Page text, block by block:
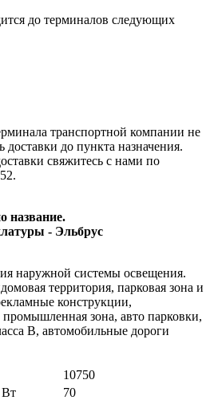
до терминалов следующих
транспортной компании не
доставки до пункта назначения.
свяжитесь с нами по
название.
- Эльбрус
наружной системы освещения.
территория, парковая зона и
конструкции,
промышленная зона, авто парковки,
В, автомобильные дороги
10750
Вт
70